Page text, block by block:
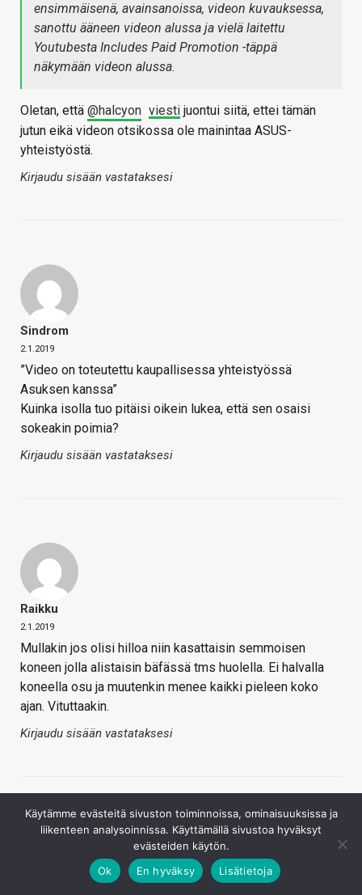
ensimmäisenä, avainsanoissa, videon kuvauksessa,
sanottu ääneen videon alussa ja vielä laitettu
Youtubesta Includes Paid Promotion -täppä
näkymään videon alussa.
Oletan, että @halcyon viesti juontui siitä, ettei tämän
jutun eikä videon otsikossa ole mainintaa ASUS-
yhteistyöstä.
Kirjaudu sisään vastataksesi
Sindrom
2.1.2019
”Video on toteutettu kaupallisessa yhteistyössä
Asuksen kanssa”
Kuinka isolla tuo pitäisi oikein lukea, että sen osaisi
sokeakin poimia?
Kirjaudu sisään vastataksesi
Raikku
2.1.2019
Mullakin jos olisi hilloa niin kasattaisin semmoisen
koneen jolla alistaisin bäfässä tms huolella. Ei halvalla
koneella osu ja muutenkin menee kaikki pieleen koko
ajan. Vituttaakin.
Kirjaudu sisään vastataksesi
Käytämme evästeitä sivuston toiminnoissa, ominaisuuksissa ja
liikenteen analysoinnissa. Käyttämällä sivustoa hyväksyt
evästeiden käytön.
Ok
En hyväksy Lisätietoja